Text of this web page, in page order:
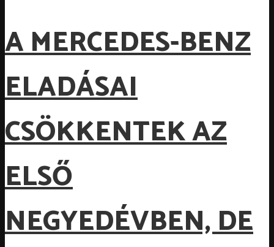
A MERCEDES-BENZ
ELADÁSAI
CSÖKKENTEK AZ
ELSŐ
NEGYEDÉVBEN, DE